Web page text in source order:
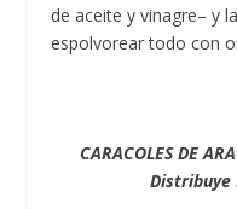
de aceite y vinagre– y
espolvorear todo con
CARACOLES DE
Distribuye